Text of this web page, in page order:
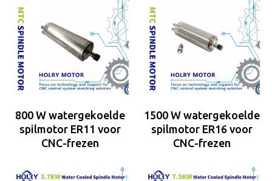
800 W watergekoelde
spilmotor ER11 voor
CNC-frezen
1500 W watergekoelde
spilmotor ER16 voor
CNC-frezen